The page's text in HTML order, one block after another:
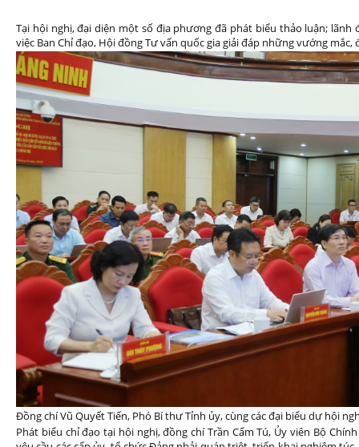
Tại hội nghị, đại diện một số địa phương đã phát biểu thảo luận;
việc Ban Chỉ đạo, Hội đồng Tư vấn quốc gia giải đáp những vướng mắc,
Đồng chí Vũ Quyết Tiến, Phó Bí thư Tỉnh ủy, cùng các đại biểu dự hội
Phát biểu chỉ đạo tại hội nghị, đồng chí Trần Cẩm Tú, Ủy viên Bộ